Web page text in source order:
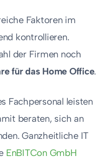
Faktoren im
kontrollieren.
der Firmen noch
für das Home Office.
Fachpersonal leisten
beraten, sich an
Ganzheitliche IT
EnBITCon GmbH